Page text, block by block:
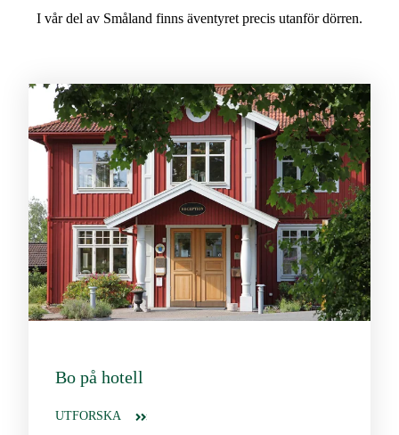
I vår del av Småland finns äventyret precis utanför dörren.
Bo på hotell
UTFORSKA